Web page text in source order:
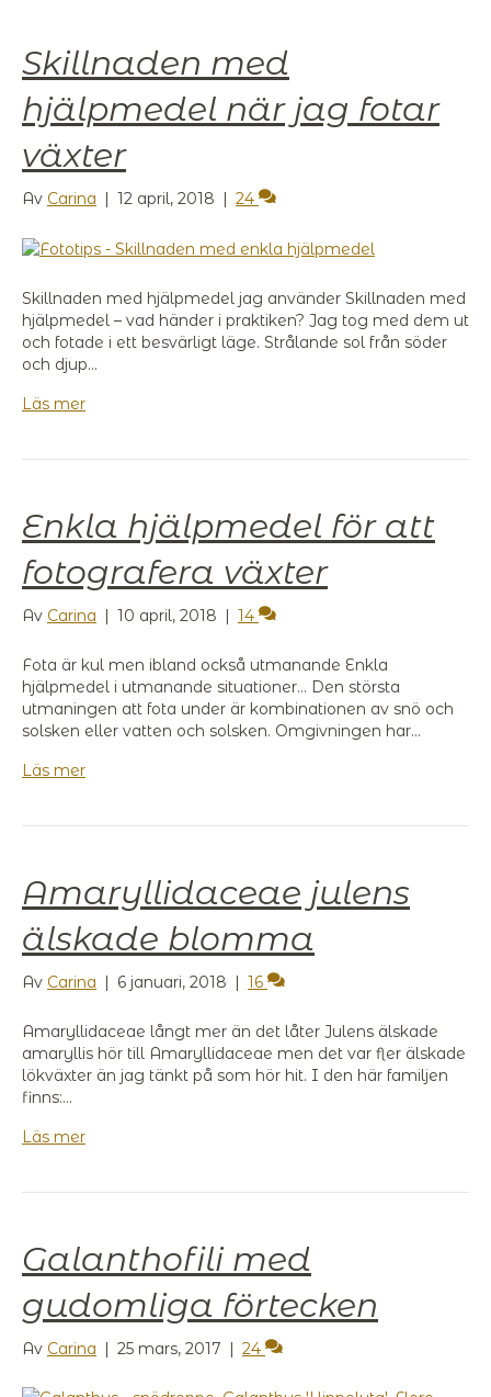
Skillnaden med
hjälpmedel när jag fotar
växter
Av Carina | 12 april, 2018 | 24
Skillnaden med hjälpmedel jag använder Skillnaden med
hjälpmedel – vad händer i praktiken? Jag tog med dem ut
och fotade i ett besvärligt läge. Strålande sol från söder
och djup…
Läs mer
Enkla hjälpmedel för att
fotografera växter
Av Carina | 10 april, 2018 | 14
Fota är kul men ibland också utmanande Enkla
hjälpmedel i utmanande situationer… Den största
utmaningen att fota under är kombinationen av snö och
solsken eller vatten och solsken. Omgivningen har…
Läs mer
Amaryllidaceae julens
älskade blomma
Av Carina | 6 januari, 2018 | 16
Amaryllidaceae långt mer än det låter Julens älskade
amaryllis hör till Amaryllidaceae men det var fler älskade
lökväxter än jag tänkt på som hör hit. I den här familjen
finns:…
Läs mer
Galanthofili med
gudomliga förtecken
Av Carina | 25 mars, 2017 | 24